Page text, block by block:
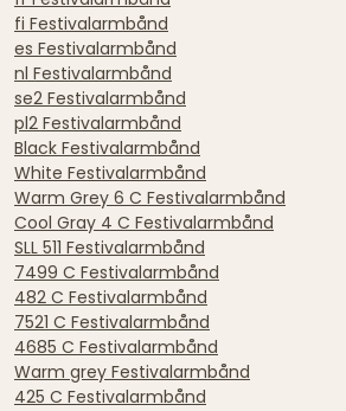
fi Festivalarmbånd
es Festivalarmbånd
nl Festivalarmbånd
se2 Festivalarmbånd
pl2 Festivalarmbånd
Black Festivalarmbånd
White Festivalarmbånd
Warm Grey 6 C Festivalarmbånd
Cool Gray 4 C Festivalarmbånd
SLL 511 Festivalarmbånd
7499 C Festivalarmbånd
482 C Festivalarmbånd
7521 C Festivalarmbånd
4685 C Festivalarmbånd
Warm grey Festivalarmbånd
425 C Festivalarmbånd